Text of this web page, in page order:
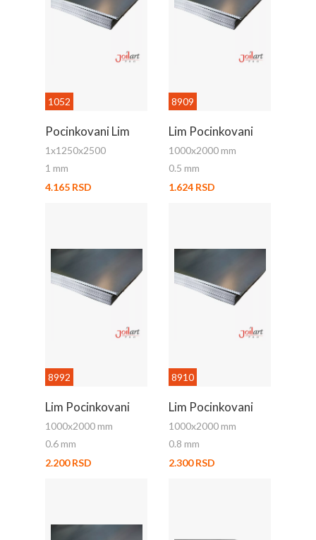
1052
Pocinkovani Lim
1x1250x2500
1 mm
4.165 RSD
8909
Lim Pocinkovani
1000x2000 mm
0.5 mm
1.624 RSD
8992
Lim Pocinkovani
1000x2000 mm
0.6 mm
2.200 RSD
8910
Lim Pocinkovani
1000x2000 mm
0.8 mm
2.300 RSD